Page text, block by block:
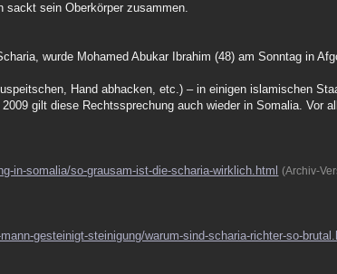
sackt sein Oberkörper zusammen.
wurde Mohamed Abukar Ibrahim (48) am Sonntag in
Hand abhacken, etc.) – in einigen islamischen
gilt diese Rechtssprechung auch wieder in Somalia. Vor
in-somalia/so-grausam-ist-die-scharia-wirklich.html (Archiv-
gesteinigt-steinigung/warum-sind-scharia-richter-so-